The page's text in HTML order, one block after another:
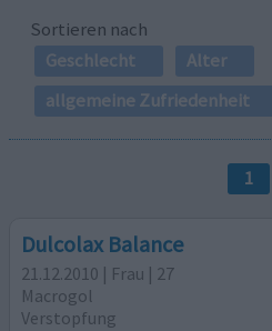
Sortieren nach
Geschlecht
Alter
allgemeine Zufriedenheit
1
Dulcolax Balance
21.12.2010 | Frau | 27
Macrogol
Verstopfung